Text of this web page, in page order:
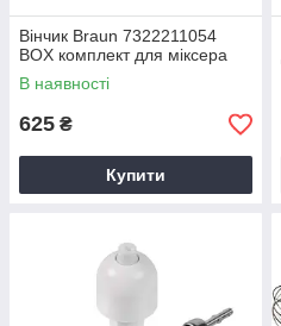
Вінчик Braun 7322211054
BOX комплект для міксера
В наявності
625 ₴
Купити